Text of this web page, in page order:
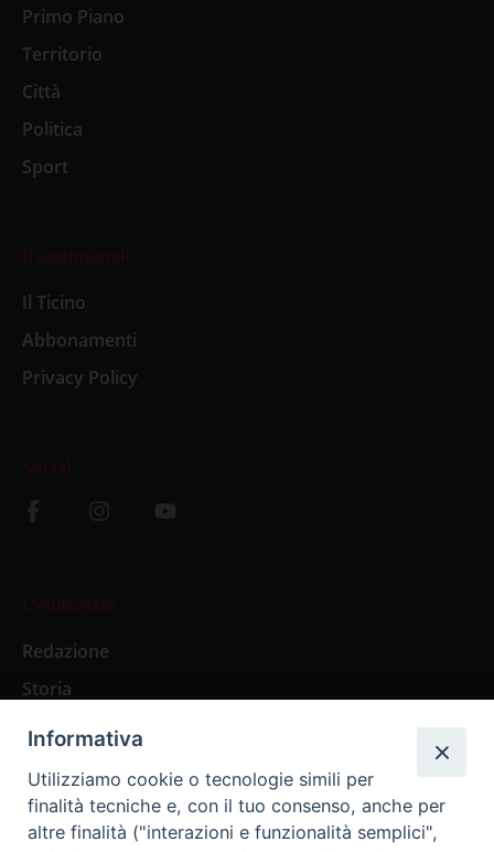
Primo Piano
Territorio
Città
Politica
Sport
Il settimanale
Il Ticino
Abbonamenti
Privacy Policy
Social
L’editoriale
Redazione
Storia
Abbonamenti
Abbonamento Annuale Digitale
Informativa
Utilizziamo cookie o tecnologie simili per
finalità tecniche e, con il tuo consenso, anche per
altre finalità ("interazioni e funzionalità semplici",